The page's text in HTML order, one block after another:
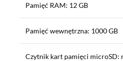
Pamięć RAM: 12 GB
Pamięć wewnętrzna: 1000 GB
Czytnik kart pamięci microSD: